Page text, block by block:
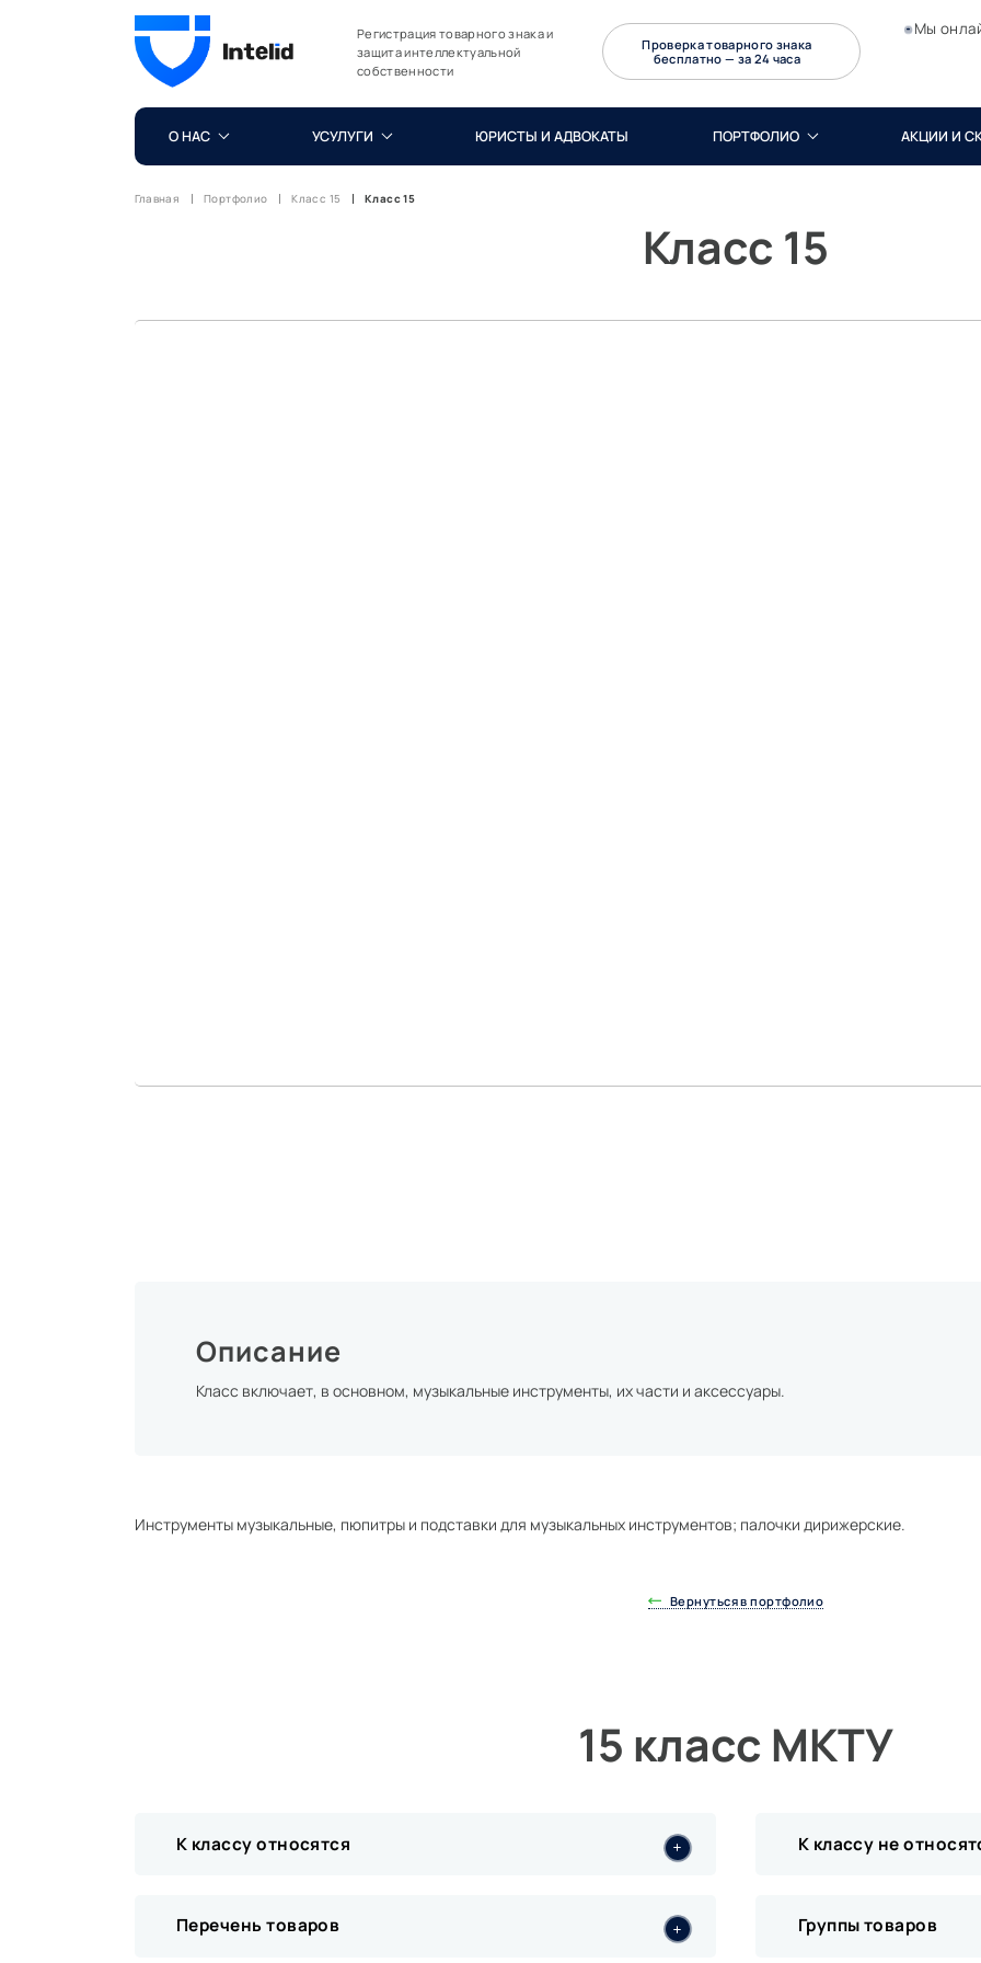
Регистрация товарного знака и
защита интеллектуальной
собственности
Проверка товарного знака
бесплатно — за 24 часа
Мы
О НАС УСУЛУГИ ЮРИСТЫ И АДВОКАТЫ ПОРТФОЛИО АКЦИИ И
Главная Портфолио Класс 15 Класс 15
Класс 15
Описание
Класс включает, в основном, музыкальные инструменты, их части и аксессуары.
Инструменты музыкальные, пюпитры и подставки для музыкальных инструментов; палочки дирижерские.
Вернуться в портфолио
15 класс МКТУ
К классу относятся
Перечень товаров
К классу не
Группы товаров